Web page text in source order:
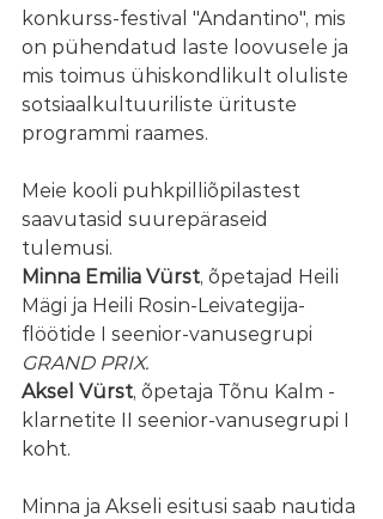
konkurss-festival "Andantino", mis
on pühendatud laste loovusele ja
mis toimus ühiskondlikult oluliste
sotsiaalkultuuriliste ürituste
programmi raames.
Meie kooli puhkpilliõpilastest
saavutasid suurepäraseid
tulemusi.
Minna Emilia Vürst, õpetajad Heili
Mägi ja Heili Rosin-Leivategija-
flöötide I seenior-vanusegrupi
GRAND PRIX.
Aksel Vürst, õpetaja Tõnu Kalm -
klarnetite II seenior-vanusegrupi I
koht.
Minna ja Akseli esitusi saab nautida